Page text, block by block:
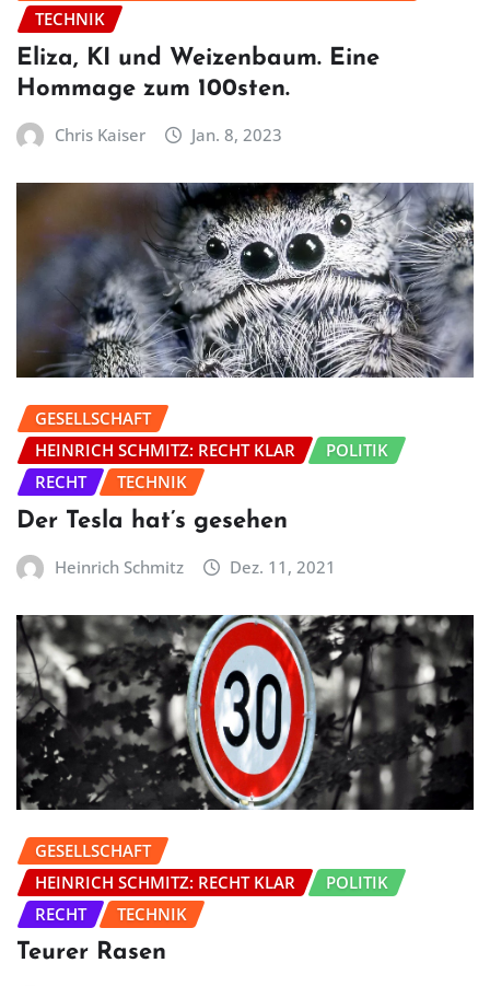
TECHNIK
Eliza, KI und Weizenbaum. Eine
Hommage zum 100sten.
Chris Kaiser Jan. 8, 2023
GESELLSCHAFT
HEINRICH SCHMITZ: RECHT KLAR
POLITIK
RECHT
TECHNIK
Der Tesla hat’s gesehen
Heinrich Schmitz Dez. 11, 2021
GESELLSCHAFT
HEINRICH SCHMITZ: RECHT KLAR
POLITIK
RECHT
TECHNIK
Teurer Rasen